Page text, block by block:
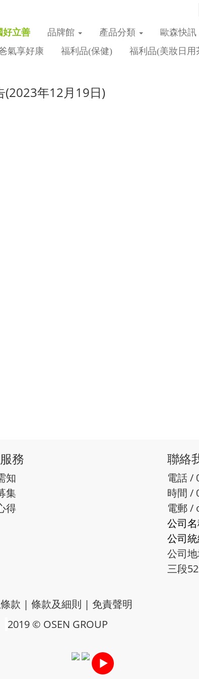
好立善 品牌館 產品分類 歐森快訊
氣享好康
福利品(保健) 福利品(美妝日用
(2023年12月19日)
務
知
集
得
聯絡
電話 /
時間 /
電郵 /
公司
公司
公司
三段
款 | 條款及細則 | 免責聲明
2019 © OSEN GROUP